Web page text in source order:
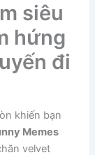
siêu
hứng
đi
khiến bạn
Memes
velvet